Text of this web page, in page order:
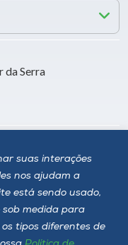
suas interações
nos ajudam a
está sendo usado,
medida para
tipos diferentes de
da Serra